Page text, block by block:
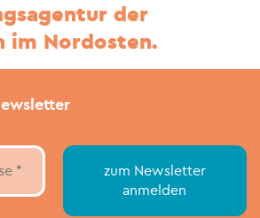
der
im Nordosten.